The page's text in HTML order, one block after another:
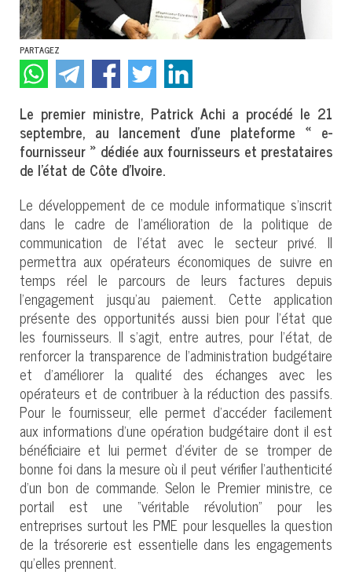
PARTAGEZ
Le premier ministre, Patrick Achi a procédé le 21
septembre, au lancement d’une plateforme « e-
fournisseur » dédiée aux fournisseurs et prestataires
de l’état de Côte d’Ivoire.
Le développement de ce module informatique s’inscrit
dans le cadre de l’amélioration de la politique de
communication de l’état avec le secteur privé. Il
permettra aux opérateurs économiques de suivre en
temps réel le parcours de leurs factures depuis
l’engagement jusqu’au paiement. Cette application
présente des opportunités aussi bien pour l’état que
les fournisseurs. Il s’agit, entre autres, pour l’état, de
renforcer la transparence de l’administration budgétaire
et d’améliorer la qualité des échanges avec les
opérateurs et de contribuer à la réduction des passifs.
Pour le fournisseur, elle permet d’accéder facilement
aux informations d’une opération budgétaire dont il est
bénéficiaire et lui permet d’éviter de se tromper de
bonne foi dans la mesure où il peut vérifier l’authenticité
d’un bon de commande. Selon le Premier ministre, ce
portail est une “véritable révolution” pour les
entreprises surtout les PME pour lesquelles la question
de la trésorerie est essentielle dans les engagements
qu’elles prennent.